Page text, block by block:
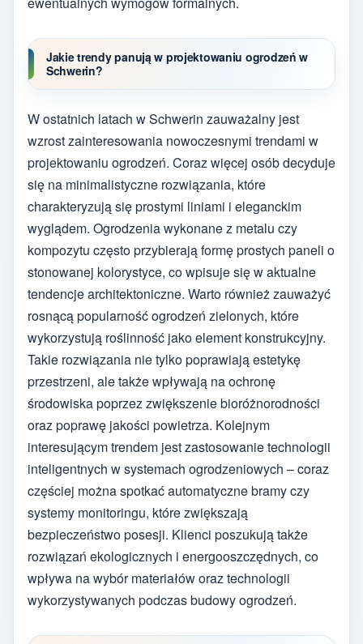
Jakie trendy panują w projektowaniu ogrodzeń w
Schwerin?
W ostatnich latach w Schwerin zauważalny jest
wzrost zainteresowania nowoczesnymi trendami w
projektowaniu ogrodzeń. Coraz więcej osób decyduje
się na minimalistyczne rozwiązania, które
charakteryzują się prostymi liniami i eleganckim
wyglądem. Ogrodzenia wykonane z metalu czy
kompozytu często przybierają formę prostych paneli o
stonowanej kolorystyce, co wpisuje się w aktualne
tendencje architektoniczne. Warto również zauważyć
rosnącą popularność ogrodzeń zielonych, które
wykorzystują roślinność jako element konstrukcyjny.
Takie rozwiązania nie tylko poprawiają estetykę
przestrzeni, ale także wpływają na ochronę
środowiska poprzez zwiększenie bioróżnorodności
oraz poprawę jakości powietrza. Kolejnym
interesującym trendem jest zastosowanie technologii
inteligentnych w systemach ogrodzeniowych – coraz
częściej można spotkać automatyczne bramy czy
systemy monitoringu, które zwiększają
bezpieczeństwo posesji. Klienci poszukują także
rozwiązań ekologicznych i energooszczędnych, co
wpływa na wybór materiałów oraz technologii
wykorzystywanych podczas budowy ogrodzeń.